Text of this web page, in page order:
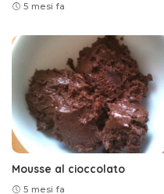
5 mesi fa
Mousse al cioccolato
5 mesi fa